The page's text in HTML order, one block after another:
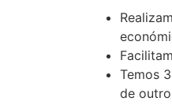
Temos
de